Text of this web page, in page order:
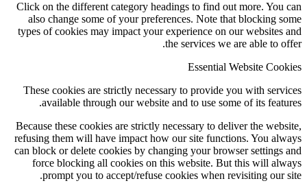
Click on the different category headings to find out more. You can
also change some of your preferences. Note that blocking some
types of cookies may impact your experience on our websites and
the services we are able to offer.
Essential Website Cookies
These cookies are strictly necessary to provide you with services
available through our website and to use some of its features.
Because these cookies are strictly necessary to deliver the website,
refusing them will have impact how our site functions. You always
can block or delete cookies by changing your browser settings and
force blocking all cookies on this website. But this will always
prompt you to accept/refuse cookies when revisiting our site.